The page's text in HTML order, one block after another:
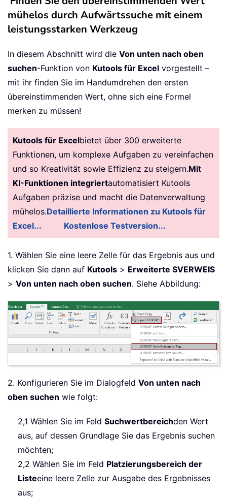
mühelos durch Aufwärtssuche mit einem
leistungsstarken Werkzeug
In diesem Abschnitt wird die Von unten nach oben
suchen-Funktion von Kutools für Excel vorgestellt –
mit ihr finden Sie im Handumdrehen den ersten
übereinstimmenden Wert, ohne sich eine Formel
merken zu müssen!
Kutools für Excelbietet über 300 erweiterte
Funktionen, um komplexe Aufgaben zu vereinfachen
und so Kreativität sowie Effizienz zu steigern.Mit
KI-Funktionen integriertautomatisiert Kutools
Aufgaben präzise und macht die Datenverwaltung
mühelos.Detaillierte Informationen zu Kutools für
Excel...
Kostenlose Testversion...
1. Wählen Sie eine leere Zelle für das Ergebnis aus und
klicken Sie dann auf Kutools > Erweiterte SVERWEIS
> Von unten nach oben suchen. Siehe Abbildung:
2. Konfigurieren Sie im Dialogfeld Von unten nach
oben suchen wie folgt:
2,1 Wählen Sie im Feld Suchwertbereichden Wert
aus, auf dessen Grundlage Sie das Ergebnis suchen
möchten;
2,2 Wählen Sie im Feld Platzierungsbereich der
Listeeine leere Zelle zur Ausgabe des Ergebnisses
aus;